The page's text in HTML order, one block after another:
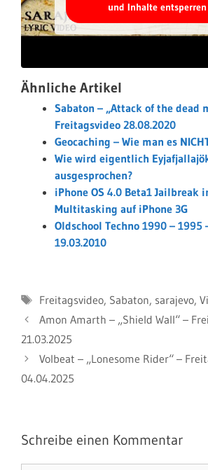
und Inhalte entsperren
Ähnliche Artikel
Sabaton – „Attack of the dead
Freitagsvideo 28.08.2020
Geocaching – Wie man es
Wie wird eigentlich
ausgesprochen?
iPhone OS 4.0 Beta1 Jailbreak
Multitasking auf iPhone 3G
Oldschool Techno 1990 – 1995
19.03.2010
Schlagwörter
Freitagsvideo, Sabaton, sarajevo,
Amon Amarth – „Shield Wall“ –
21.03.2025
Volbeat – „Lonesome Rider“ –
04.04.2025
Schreibe einen Kommentar